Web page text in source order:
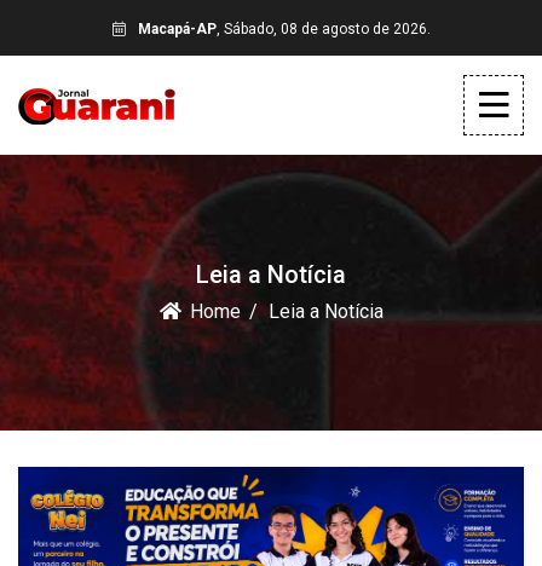
Macapá-AP, Sábado, 08 de agosto de 2026.
Leia a Notícia
Home Leia a Notícia